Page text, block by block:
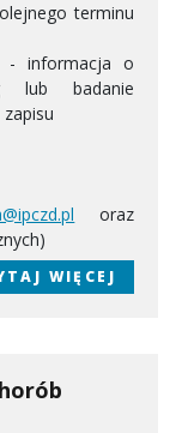
terminu
- informacja o
lub badanie
oraz
WIĘCEJ